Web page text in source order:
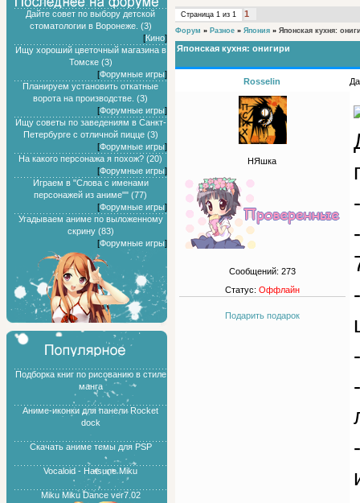
Дайте совет по выбору детской
стоматологии в Воронеже. (3)
[Кино]
Ищу хороший цветочный магазина в
Томске (3)
[Форумные игры]
Планируем установить откатные
ворота на производстве. (3)
[Форумные игры]
Ищу советы по заведениям в Санкт-
Петербурге с отличной пицце (3)
[Форумные игры]
На какого персонажа я похож? (20)
[Форумные игры]
Играем в "Слова с именами
персонажей из аниме"" (77)
[Форумные игры]
Угадываем аниме по выложенному
скрину (83)
[Форумные игры]
Подборка книг по рисованию в стиле
манга
Аниме-иконки для панели Rocket
dock
Скачать аниме темы для PSP
Vocaloid - Hatsune Miku
Miku Miku Dance ver7.02
Страница 1 из 1 1
Форум » Разное » Япония » Японская кухня:
Японская кухня: онигири
Rosselin
НЯшка
Сообщений: 273
Статус: Оффлайн
Подарить подарок